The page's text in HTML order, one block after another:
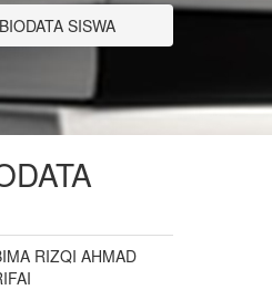
BIODATA SISWA
RIZQI AHMAD